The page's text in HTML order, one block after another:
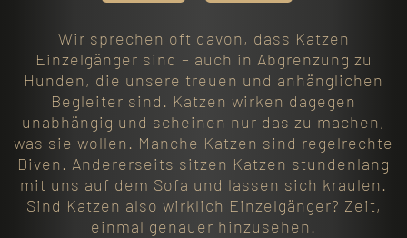
Wir sprechen oft davon, dass Katzen
Einzelgänger sind – auch in Abgrenzung zu
Hunden, die unsere treuen und anhänglichen
Begleiter sind. Katzen wirken dagegen
unabhängig und scheinen nur das zu machen,
was sie wollen. Manche Katzen sind regelrechte
Diven. Andererseits sitzen Katzen stundenlang
mit uns auf dem Sofa und lassen sich kraulen.
Sind Katzen also wirklich Einzelgänger? Zeit,
einmal genauer hinzusehen.